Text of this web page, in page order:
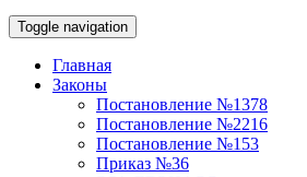
Toggle navigation
Главная
Законы
Постановление №1378
Постановление №2216
Постановление №153
Приказ №36